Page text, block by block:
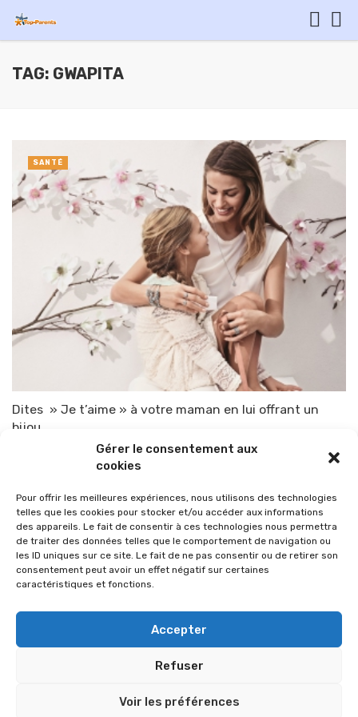
Gérer le consentement aux
cookies
Pour offrir les meilleures expériences, nous utilisons des technologies
telles que les cookies pour stocker et/ou accéder aux informations
des appareils. Le fait de consentir à ces technologies nous permettra
de traiter des données telles que le comportement de navigation ou
les ID uniques sur ce site. Le fait de ne pas consentir ou de retirer son
consentement peut avoir un effet négatif sur certaines
caractéristiques et fonctions.
Accepter
Refuser
Voir les préférences
TAG: GWAPITA
Dites » Je t’aime » à votre maman en lui offrant un
bijou
TOP-PARENTS 22 mai 2015
SANTÉ